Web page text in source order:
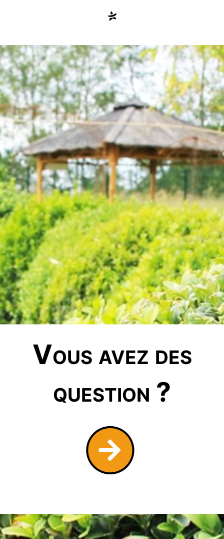
Vous avez des
question ?